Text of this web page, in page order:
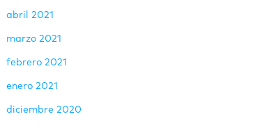
abril 2021
marzo 2021
febrero 2021
enero 2021
diciembre 2020